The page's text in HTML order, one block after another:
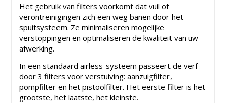
Het gebruik van filters voorkomt dat vuil of
verontreinigingen zich een weg banen door het
spuitsysteem. Ze minimaliseren mogelijke
verstoppingen en optimaliseren de kwaliteit van uw
afwerking.
In een standaard airless-systeem passeert de verf
door 3 filters voor verstuiving: aanzuigfilter,
pompfilter en het pistoolfilter. Het eerste filter is het
grootste, het laatste, het kleinste.